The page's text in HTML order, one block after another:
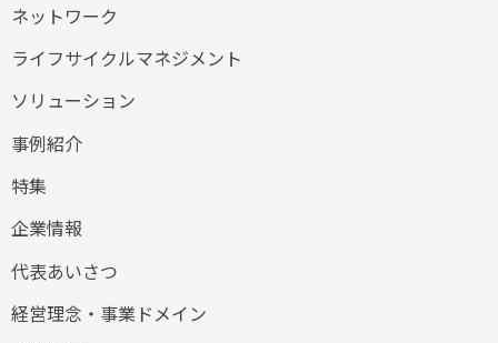
ネットワーク
ライフサイクルマネジメント
ソリューション
事例紹介
特集
企業情報
代表あいさつ
経営理念・事業ドメイン